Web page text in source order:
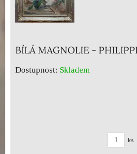
BÍLÁ MAGNOLIE -
Dostupnost: Skladem
ks